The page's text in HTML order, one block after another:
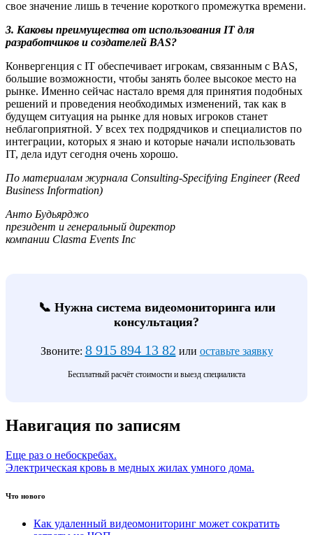
свое значение лишь в течение короткого промежутка времени.
3. Каковы преимущества от использования IT для
разработчиков и создателей BAS?
Конвергенция с IT обеспечивает игрокам, связанным с BAS,
большие возможности, чтобы занять более высокое место на
рынке. Именно сейчас настало время для принятия подобных
решений и проведения необходимых изменений, так как в
будущем ситуация на рынке для новых игроков станет
неблагоприятной. У всех тех подрядчиков и специалистов по
интеграции, которых я знаю и которые начали использовать
IT, дела идут сегодня очень хорошо.
По материалам журнала Consulting-Specifying Engineer (Reed
Business Information)
Анто Будьярджо
президент и генеральный директор
компании Clasma Events Inc
📞 Нужна система видеомониторинга или
консультация?
Звоните: 8 915 894 13 82 или оставьте заявку
Бесплатный расчёт стоимости и выезд специалиста
Навигация по записям
Еще раз о небоскребах.
Электрическая кровь в медных жилах умного дома.
Что нового
Как удаленный видеомониторинг может сократить